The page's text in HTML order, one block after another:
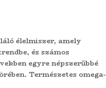
élelmiszer, amely
és számos
egyre népszerűbbé
Természetes omega-